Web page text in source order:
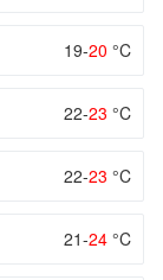
19-20 °C
22-23 °C
22-23 °C
21-24 °C